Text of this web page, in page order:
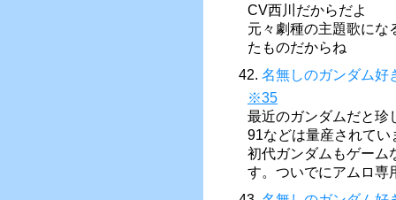
CV西川だからだよ
元々劇種の主題歌にな
たものだからね
42. 名無しのガンダム好
※35
最近のガンダムだと珍
91などは量産されてい
初代ガンダムもゲーム
す。ついでにアムロ専